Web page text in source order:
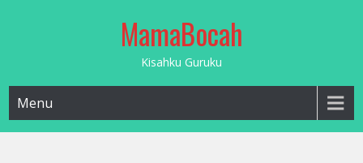
MamaBocah
Kisahku Guruku
Menu